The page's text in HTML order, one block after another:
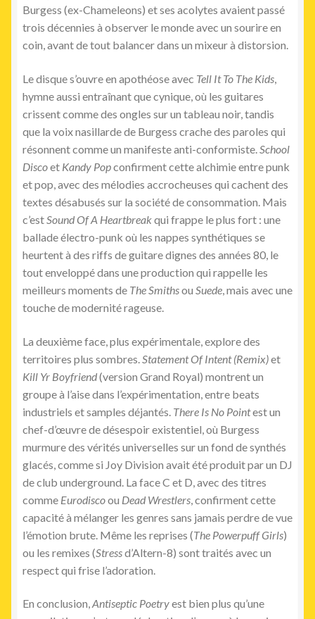
Burgess (ex-Chameleons) et ses acolytes avaient passé
trois décennies à observer le monde avec un sourire en
coin, avant de tout balancer dans un mixeur à distorsion.
Le disque s’ouvre en apothéose avec Tell It To The Kids,
hymne aussi entraînant que cynique, où les guitares
crissent comme des ongles sur un tableau noir, tandis
que la voix nasillarde de Burgess crache des paroles qui
résonnent comme un manifeste anti-conformiste.School
Discoet Kandy Popconfirment cette alchimie entre punk
et pop, avec des mélodies accrocheuses qui cachent des
textes désabusés sur la société de consommation. Mais
c’estSound Of A Heartbreakqui frappe le plus fort : une
ballade électro-punk où les nappes synthétiques se
heurtent à des riffs de guitare dignes des années 80, le
tout enveloppé dans une production qui rappelle les
meilleurs moments de The Smithsou Suede, mais avec une
touche de modernité rageuse.
La deuxième face, plus expérimentale, explore des
territoires plus sombres. Statement Of Intent (Remix)et
Kill Yr Boyfriend(version Grand Royal) montrent un
groupe à l’aise dans l’expérimentation, entre beats
industriels et samples déjantés. There Is No Pointest un
chef-d’œuvre de désespoir existentiel, où Burgess
murmure des vérités universelles sur un fond de synthés
glacés, comme si Joy Division avait été produit par un DJ
de club underground. La face C et D, avec des titres
comme Eurodiscoou Dead Wrestlers , confirment cette
capacité à mélanger les genres sans jamais perdre de vue
l’émotion brute. Même les reprises (The Powerpuff Girls)
ou les remixes (Stressd’Altern-8) sont traités avec un
respect qui frise l’adoration.
En conclusion,Antiseptic Poetryest bien plus qu’une